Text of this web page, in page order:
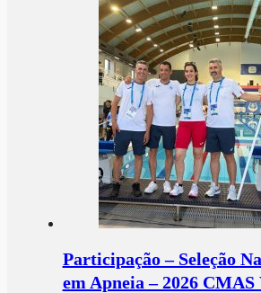
Participação – Seleção
em Apneia – 2026